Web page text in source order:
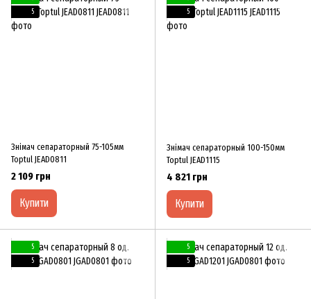
5
Знімач сепараторный 75-105мм
Toptul JEAD0811
2 109 грн
Купити
5
Знімач сепараторный 100-150мм
Toptul JEAD1115
4 821 грн
Купити
5
5
5
5